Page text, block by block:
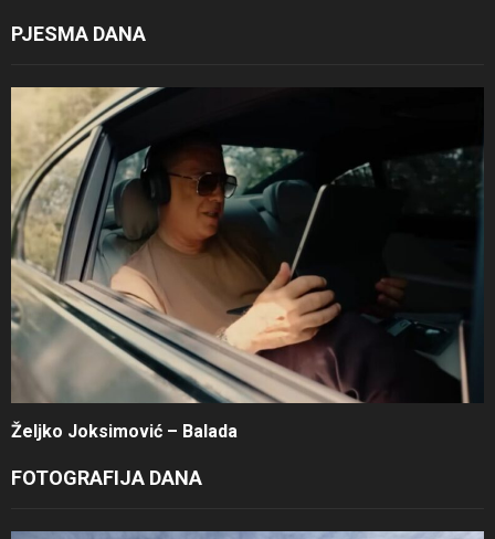
PJESMA DANA
Željko Joksimović – Balada
FOTOGRAFIJA DANA